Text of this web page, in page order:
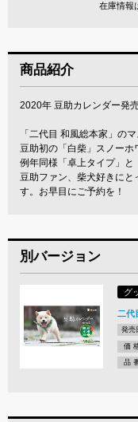
在庫情報
商品紹介
2020年 豆助カレンダー発売
「二代目 和風総本家」の
豆助初の「白柴」スノーホ
例年同様「卓上タイプ」と
豆助ファン、柴犬好きに
す。お早目にご予約を！
別バージョン
グ
二代
発売
価
品